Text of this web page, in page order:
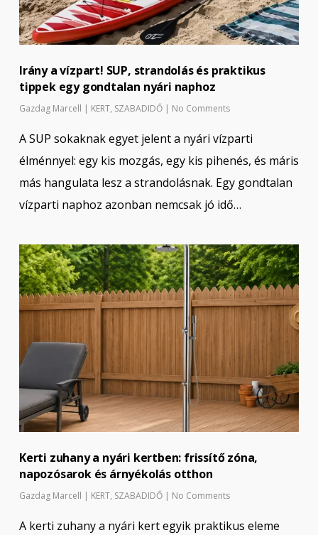
Irány a vízpart! SUP, strandolás és praktikus
tippek egy gondtalan nyári naphoz
Gazdag Marcell | KERT, SZABADIDŐ | No Comments
A SUP sokaknak egyet jelent a nyári vízparti
élménnyel: egy kis mozgás, egy kis pihenés, és máris
más hangulata lesz a strandolásnak. Egy gondtalan
vízparti naphoz azonban nemcsak jó idő…
Kerti zuhany a nyári kertben: frissítő zóna,
napozósarok és árnyékolás otthon
Gazdag Marcell KERT, SZABADIDŐ No Comments
A kerti zuhany a nyári kert egyik praktikus eleme